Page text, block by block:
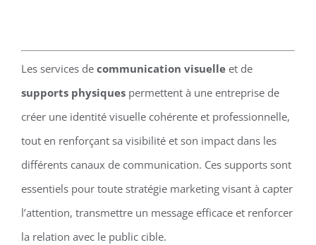
Les services de communication visuelleet de
supports physiquespermettent à une entreprise de
créer une identité visuelle cohérente et professionnelle,
tout en renforçant sa visibilité et son impact dans les
différents canaux de communication. Ces supports sont
essentiels pour toute stratégie marketing visant à capter
l’attention, transmettre un message efficace et renforcer
la relation avec le public cible.